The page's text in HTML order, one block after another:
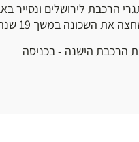
הרכבת לירושלים ונסייר
במשך 19 שנה וגם על הרכבל מעל לגהינום…
הרכבת הישנה - בכניסה